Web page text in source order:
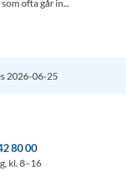
ofta går in...
2026-06-25
80 00
kl. 8–16